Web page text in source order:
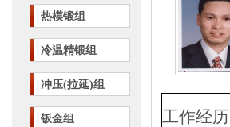
热模锻组
冷温精锻组
冲压(拉延)组
钣金组 工作经历